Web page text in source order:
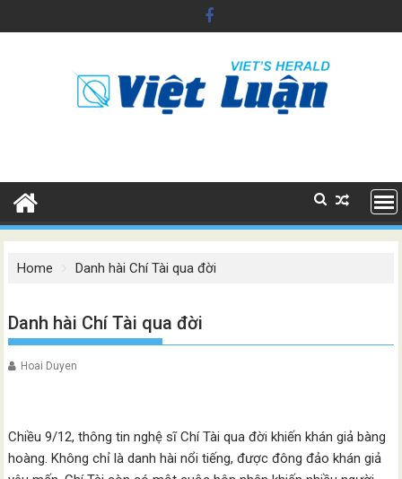
to
Home Danh hài Chí Tài qua đời
Danh hài Chí Tài qua đời
Hoai Duyen
Chiều 9/12, thông tin nghệ sĩ Chí Tài qua đời khiến khán giả bàng
hoàng. Không chỉ là danh hài nổi tiếng, được đông đảo khán giả